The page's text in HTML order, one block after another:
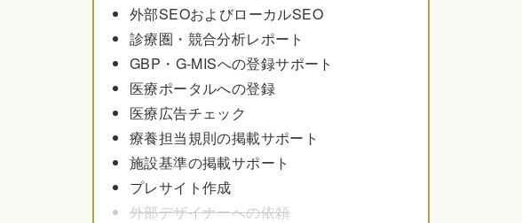
外部SEOおよびローカルSEO
診療圏・競合分析レポート
GBP・G-MISへの登録サポート
医療ポータルへの登録
医療広告チェック
療養担当規則の掲載サポート
施設基準の掲載サポート
プレサイト作成
外部デザイナーへの依頼